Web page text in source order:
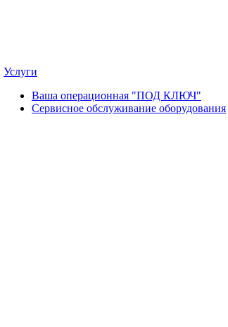
Услуги
Ваша операционная "ПОД КЛЮЧ"
Сервисное обслуживание оборудования